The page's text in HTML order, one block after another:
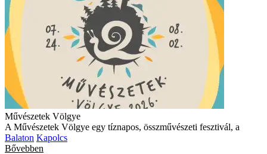
Művészetek Völgye
A Művészetek Völgye egy tíznapos, összművészeti fesztivál, a
Balaton Kapolcs
Bővebben